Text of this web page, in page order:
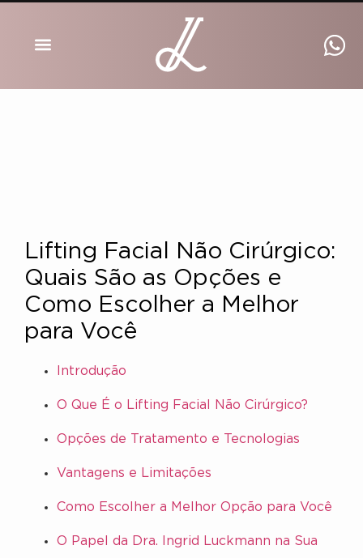
Lifting Facial Não Cirúrgico:
Quais São as Opções e
Como Escolher a Melhor
para Você
Introdução
O Que É o Lifting Facial Não Cirúrgico?
Opções de Tratamento e Tecnologias
Vantagens e Limitações
Como Escolher a Melhor Opção para Você
O Papel da Dra. Ingrid Luckmann na Sua